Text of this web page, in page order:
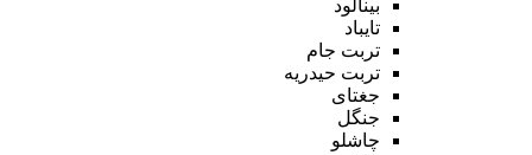
بینالود
تایباد
تربت جام
تربت حیدریه
جغتای
جنگل
چاشلو